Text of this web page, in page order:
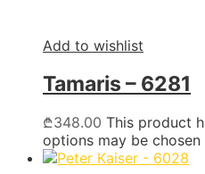
Add to wishlist
Tamaris – 6281
₾348.00 This product
options may be